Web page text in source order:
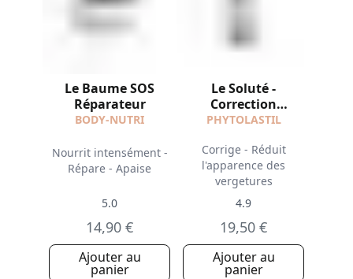
Le Baume SOS
Réparateur
BODY-NUTRI
Nourrit intensément -
Répare - Apaise
5.0
14,90 €
Ajouter au
panier
Le Soluté -
Correction
Vergetures
PHYTOLASTIL
Corrige - Réduit
l'apparence des
vergetures
4.9
19,50 €
Ajouter au
panier